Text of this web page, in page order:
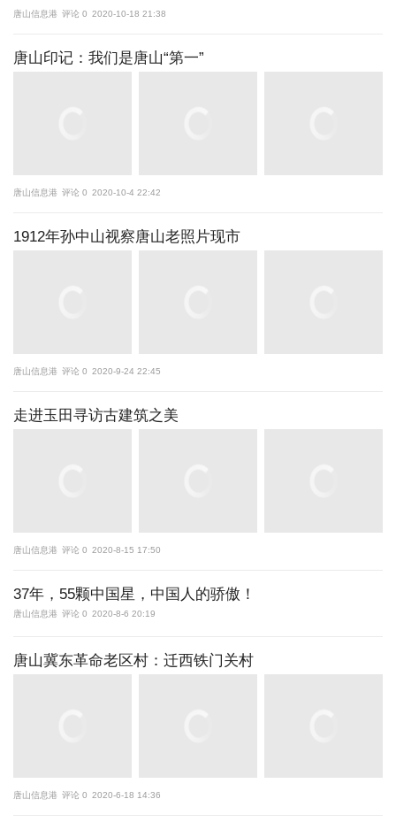
唐山信息港 评论 0 2020-10-18 21:38
唐山印记：我们是唐山“第一”
唐山信息港 评论 0 2020-10-4 22:42
1912年孙中山视察唐山老照片现市
唐山信息港 评论 0 2020-9-24 22:45
走进玉田寻访古建筑之美
唐山信息港 评论 0 2020-8-15 17:50
37年，55颗中国星，中国人的骄傲！
唐山信息港 评论 0 2020-8-6 20:19
唐山冀东革命老区村：迁西铁门关村
唐山信息港 评论 0 2020-6-18 14:36